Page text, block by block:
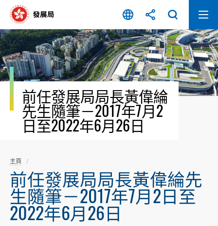
容
開
始
前任發展局局長黃偉綸
先生隨筆－2017年7月2
日至2022年6月26日
主頁
前任發展局局長黃偉綸先
生隨筆－2017年7月2日至
2022年6月26日